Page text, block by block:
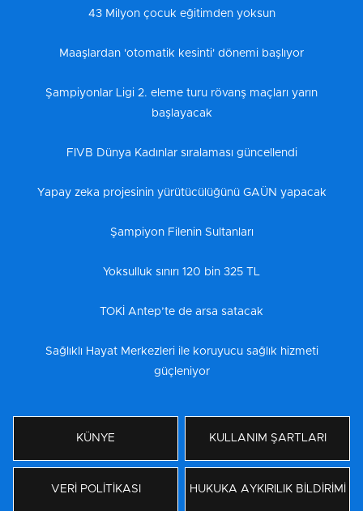
43 Milyon çocuk eğitimden yoksun
Maaşlardan 'otomatik kesinti' dönemi başlıyor
Şampiyonlar Ligi 2. eleme turu rövanş maçları yarın
başlayacak
FIVB Dünya Kadınlar sıralaması güncellendi
Yapay zeka projesinin yürütücülüğünü GAÜN yapacak
Şampiyon Filenin Sultanları
Yoksulluk sınırı 120 bin 325 TL
TOKİ Antep’te de arsa satacak
Sağlıklı Hayat Merkezleri ile koruyucu sağlık hizmeti
güçleniyor
KÜNYE KULLANIM ŞARTLARI
VERİ POLİTİKASI HUKUKA AYKIRILIK BİLDİRİMİ